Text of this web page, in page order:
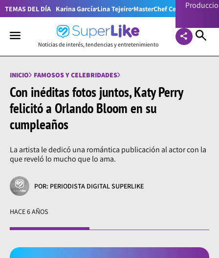
TEMAS DEL DÍA Karina García Lina Tejeiro MasterChef Celebrity
Noticias de interés, tendencias y entretenimiento
INICIO FAMOSOS Y CELEBRIDADES
Con inéditas fotos juntos, Katy Perry
felicitó a Orlando Bloom en su
cumpleaños
La artista le dedicó una romántica publicación al actor con la
que reveló lo mucho que lo ama.
POR: PERIODISTA DIGITAL SUPERLIKE
HACE 6 AÑOS